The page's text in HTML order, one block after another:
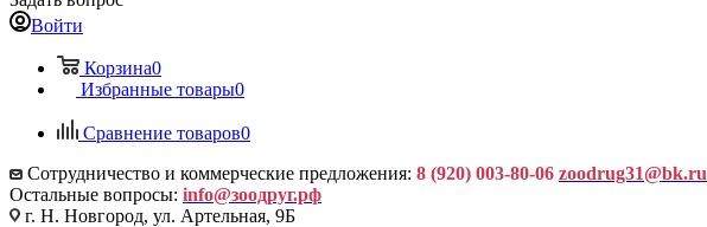
Войти
Корзина0
Избранные товары0
Сравнение товаров0
Сотрудничество и коммерческие предложения: 8 (920) 003-80-06 zoodrug31@bk.ru
Остальные вопросы: info@зоодруг.рф
г. Н. Новгород, ул. Артельная, 9Б